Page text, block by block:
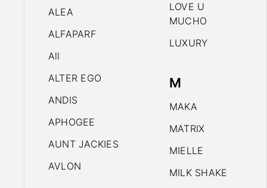
ALEA
ALFAPARF
All
ALTER EGO
ANDIS
APHOGEE
AUNT JACKIES
AVLON
LOVE U
MUCHO
LUXURY
M
MAKA
MATRIX
MIELLE
MILK SHAKE